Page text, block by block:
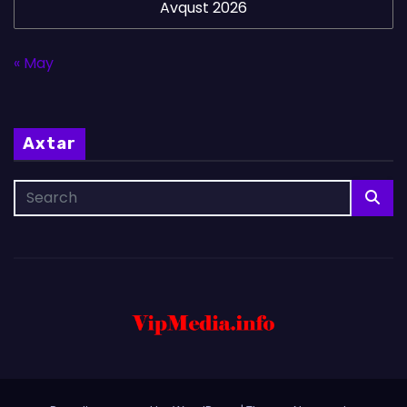
Avqust 2026
« May
Axtar